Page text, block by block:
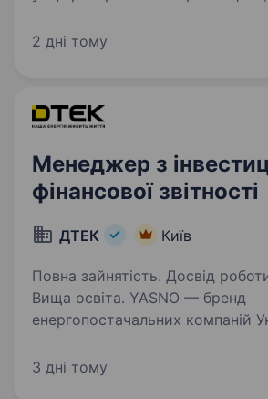
розвиваємо виробничі
2 дні тому
Менеджер з
фінансової звітності
ДТЕК Київ
Повна зайнятість. Досвід
Вища освіта. YASNO — бренд
енергопостачальних компаній
та енергоефективними
3 дні тому